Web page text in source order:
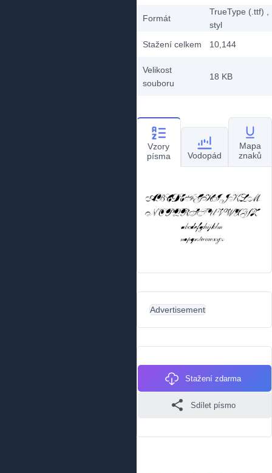
Formát
TrueType (.ttf)
styl
Stažení celkem
10,144
Velikost
souboru
18 KB
Vzory
písma
Vodopád
Mapa
znaků
Advertisement
Stažení zdarma
Sdílet písmo